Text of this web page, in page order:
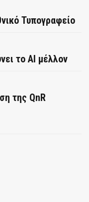
Τυπογραφείο
το AI μέλλον
της QnR